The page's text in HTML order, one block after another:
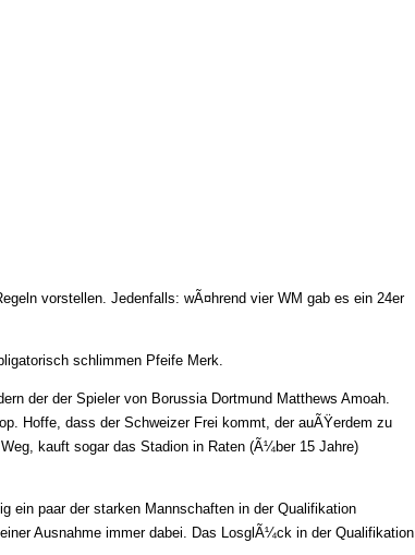
vorstellen. Jedenfalls: wÃ¤hrend vier WM gab es ein 24er
schlimmen Pfeife Merk.
der der Spieler von Borussia Dortmund Matthews Amoah.
Hoffe, dass der Schweizer Frei kommt, der auÃŸerdem zu
kauft sogar das Stadion in Raten (Ã¼ber 15 Jahre)
ein paar der starken Mannschaften in der Qualifikation
Ausnahme immer dabei. Das LosglÃ¼ck in der Qualifikation